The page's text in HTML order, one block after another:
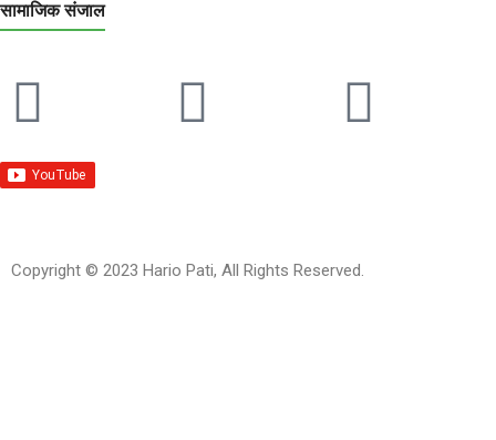
सामाजिक संजाल
Copyright © 2023 Hario Pati, All Rights Reserved.